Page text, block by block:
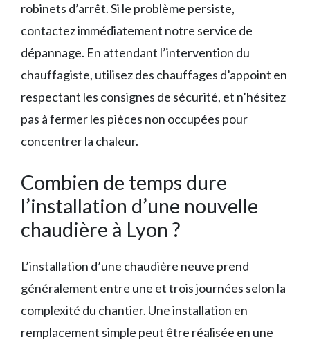
robinets d’arrêt. Si le problème persiste,
contactez immédiatement notre service de
dépannage. En attendant l’intervention du
chauffagiste, utilisez des chauffages d’appoint en
respectant les consignes de sécurité, et n’hésitez
pas à fermer les pièces non occupées pour
concentrer la chaleur.
Combien de temps dure
l’installation d’une nouvelle
chaudière à Lyon ?
L’installation d’une chaudière neuve prend
généralement entre une et trois journées selon la
complexité du chantier. Une installation en
remplacement simple peut être réalisée en une